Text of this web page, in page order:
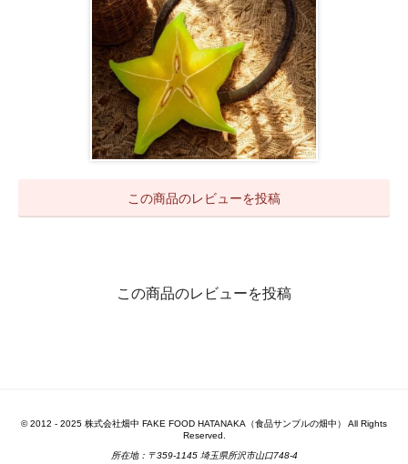
この商品のレビューを投稿
この商品のレビューを投稿
© 2012 - 2025 株式会社畑中 FAKE FOOD HATANAKA（食品サンプルの畑中） All Rights
Reserved.
所在地：〒359-1145 埼玉県所沢市山口748-4